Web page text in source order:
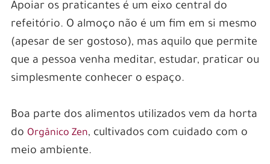
Apoiar os praticantes é um eixo central do
refeitório. O almoço não é um fim em si mesmo
(apesar de ser gostoso), mas aquilo que permite
que a pessoa venha meditar, estudar, praticar ou
simplesmente conhecer o espaço.
Boa parte dos alimentos utilizados vem da horta
do Orgânico Zen, cultivados com cuidado com o
meio ambiente.